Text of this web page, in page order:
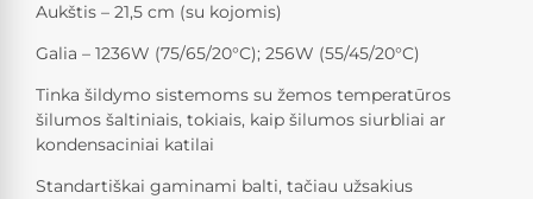
Aukštis – 21,5 cm (su kojomis)
Galia – 1236W (75/65/20°C); 256W (55/45/20°C)
Tinka šildymo sistemoms su žemos temperatūros
šilumos šaltiniais, tokiais, kaip šilumos siurbliai ar
kondensaciniai katilai
Standartiškai gaminami balti, tačiau užsakius